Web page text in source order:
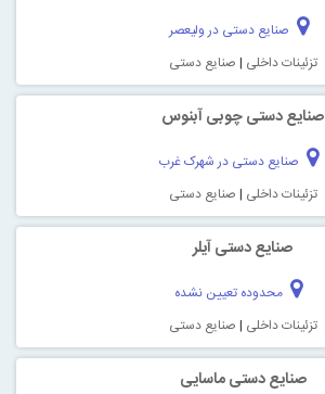
صنایع دستی در ولیعصر
تزئینات داخلی | صنایع دستی
صنایع دستی چوبی آبنوس
صنایع دستی در شهرک غرب
تزئینات داخلی | صنایع دستی
صنایع دستی آیلر
محدوده تعیین نشده
تزئینات داخلی | صنایع دستی
صنایع دستی ماسایی